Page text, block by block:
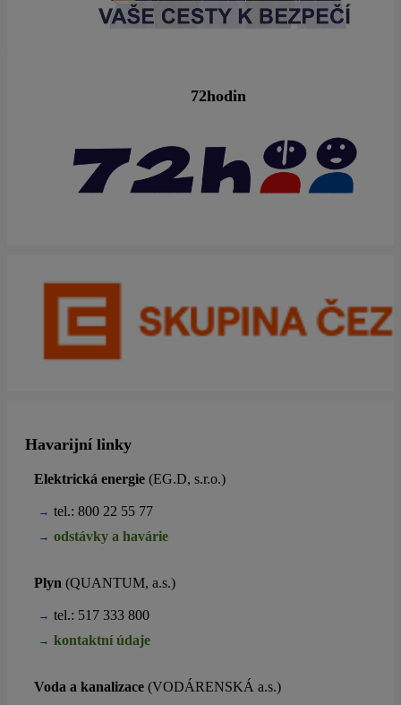
72hodin
Havarijní linky
Elektrická energie (EG.D, s.r.o.)
tel.: 800 22 55 77
odstávky a havárie
Plyn (QUANTUM, a.s.)
tel.: 517 333 800
kontaktní údaje
Voda a kanalizace (VODÁRENSKÁ a.s.)